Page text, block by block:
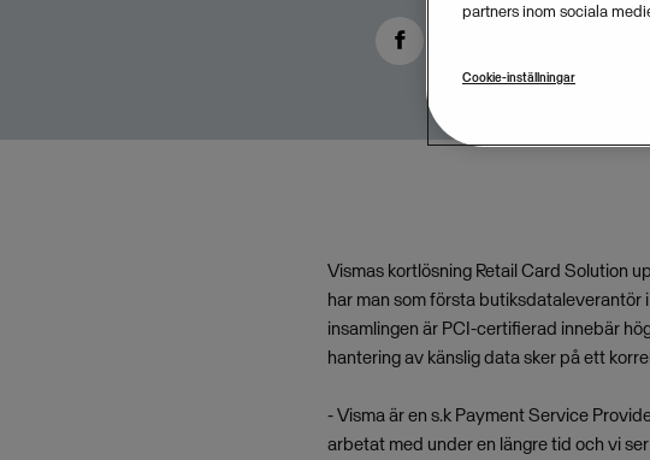
Vismas kortlösning Retail Card Solution
har man som första
insamlingen är PCI-certifierad innebär
hantering av känslig data sker på ett
- Visma är en s.k Payment Service
arbetat med under en längre tid och vi
partners inom sociala
Cookie-inställningar